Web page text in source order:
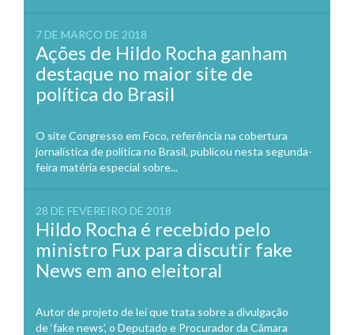
7 DE MARÇO DE 2018
Ações de Hildo Rocha ganham
destaque no maior site de
política do Brasil
O site Congresso em Foco, referência na cobertura
jornalística de política no Brasil, publicou nesta segunda-
feira matéria especial sobre...
28 DE FEVEREIRO DE 2018
Hildo Rocha é recebido pelo
ministro Fux para discutir fake
News em ano eleitoral
Autor de projeto de lei que trata sobre a divulgação
de ‘fake news’, o Deputado e Procurador da Câmara